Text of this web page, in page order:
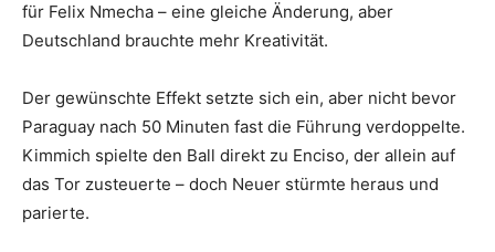
für Felix Nmecha – eine gleiche Änderung, aber
Deutschland brauchte mehr Kreativität.
Der gewünschte Effekt setzte sich ein, aber nicht bevor
Paraguay nach 50 Minuten fast die Führung verdoppelte.
Kimmich spielte den Ball direkt zu Enciso, der allein auf
das Tor zusteuerte – doch Neuer stürmte heraus und
parierte.